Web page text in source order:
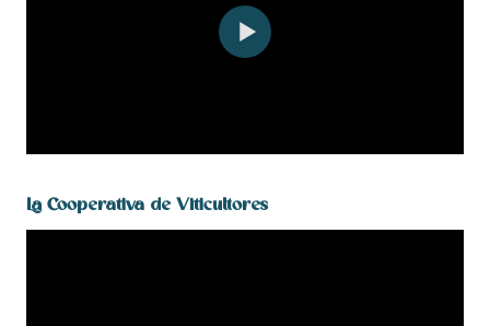
La Cooperativa de Viticultores